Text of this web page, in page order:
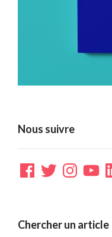
Nous suivre
Facebook
TwitterInstagram
Chercher un article